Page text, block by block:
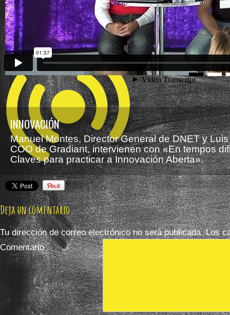
INNOVACIÓN
Manuel Montes, Director General de DNET y
COO de Gradiant, intervienen con «En tempos
Claves para practicar a Innovación Aberta».
Deja un comentario
Tu dirección de correo electrónico no será publicada.Los
Comentario